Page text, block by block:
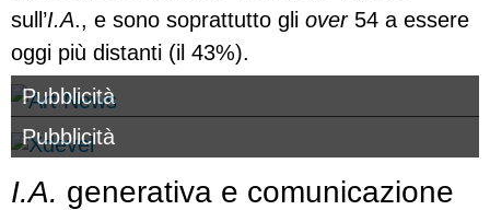
sull’I.A., e sono soprattutto gli over54 a essere
oggi più distanti (il 43%).
Pubblicità
Pubblicità
I.A. generativa e comunicazione